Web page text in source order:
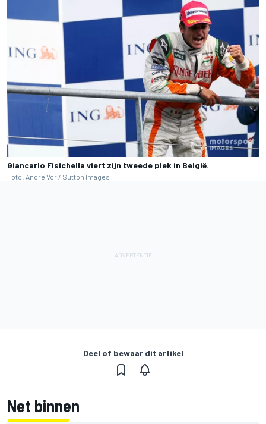
Giancarlo Fisichella viert zijn tweede plek in België.
Foto: Andre Vor / Sutton Images
Deel of bewaar dit artikel
Net binnen